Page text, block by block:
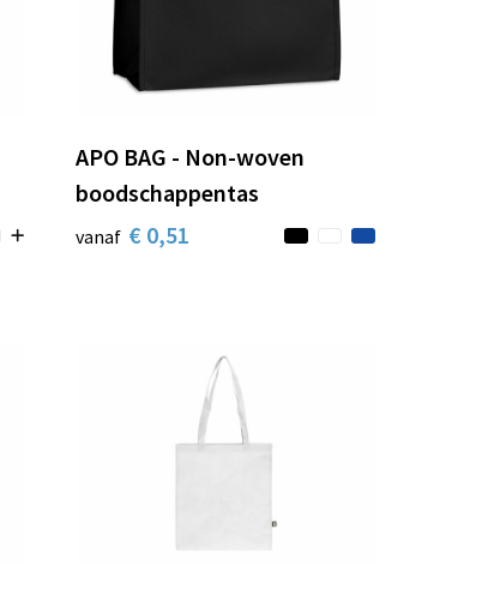
APO BAG - Non-woven
boodschappentas
vanaf € 0,51